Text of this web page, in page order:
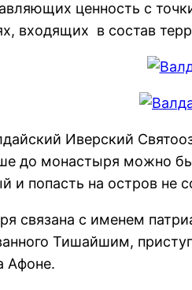
ценность с
входящих в состав
Иверский
до монастыря можно
и попасть на остров не
связана с именем
Тишайшим,
Афоне.